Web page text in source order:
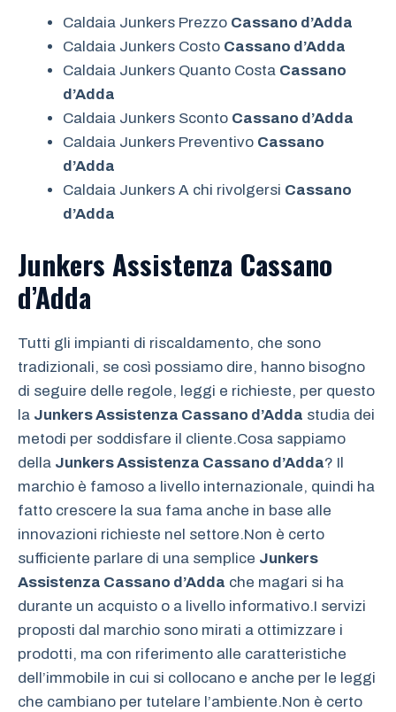
Caldaia Junkers Prezzo Cassano d’Adda
Caldaia Junkers Costo Cassano d’Adda
Caldaia Junkers Quanto Costa Cassano
d’Adda
Caldaia Junkers Sconto Cassano d’Adda
Caldaia Junkers Preventivo Cassano
d’Adda
Caldaia Junkers A chi rivolgersi Cassano
d’Adda
Junkers Assistenza Cassano
d’Adda
Tutti gli impianti di riscaldamento, che sono
tradizionali, se così possiamo dire, hanno bisogno
di seguire delle regole, leggi e richieste, per questo
la Junkers Assistenza Cassano d’Adda studia dei
metodi per soddisfare il cliente.Cosa sappiamo
della Junkers Assistenza Cassano d’Adda? Il
marchio è famoso a livello internazionale, quindi ha
fatto crescere la sua fama anche in base alle
innovazioni richieste nel settore.Non è certo
sufficiente parlare di una semplice Junkers
Assistenza Cassano d’Adda che magari si ha
durante un acquisto o a livello informativo.I servizi
proposti dal marchio sono mirati a ottimizzare i
prodotti, ma con riferimento alle caratteristiche
dell’immobile in cui si collocano e anche per le leggi
che cambiano per tutelare l’ambiente.Non è certo